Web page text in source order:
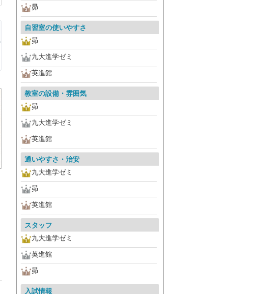
昴
自習室の使いやすさ
昴
九大進学ゼミ
英進館
教室の設備・雰囲気
昴
九大進学ゼミ
英進館
通いやすさ・治安
九大進学ゼミ
昴
英進館
スタッフ
九大進学ゼミ
英進館
昴
入試情報